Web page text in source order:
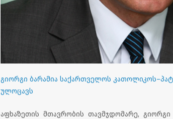
გიორგი ბარამია საქართველოს
ულოცავს
აფხაზეთის მთავრობის თავმჯდომარე,